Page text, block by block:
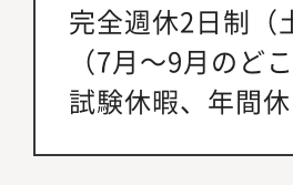
完全週休2日制（
（7月～9月のど
試験休暇、年間